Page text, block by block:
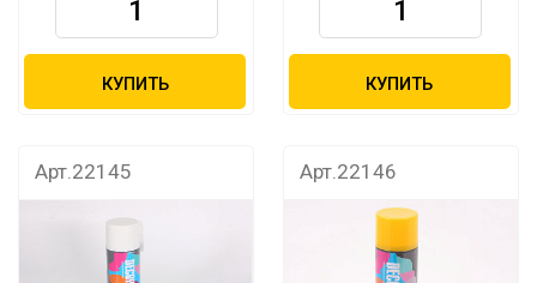
КУПИТЬ КУПИТЬ
Арт.22145 Арт.22146